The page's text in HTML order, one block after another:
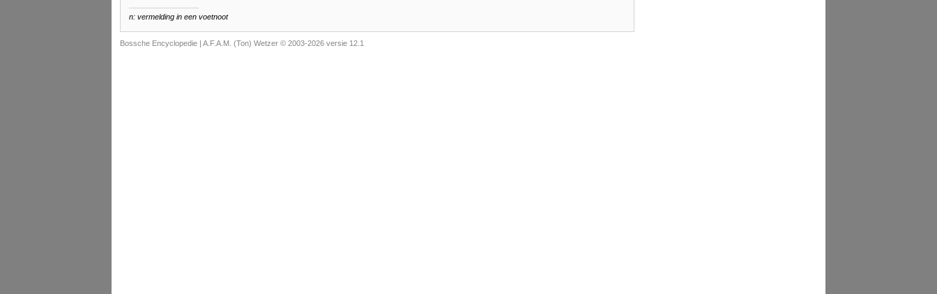
n: vermelding in een voetnoot
Bossche Encyclopedie | A.F.A.M. (Ton) Wetzer © 2003-2026 versie 12.1